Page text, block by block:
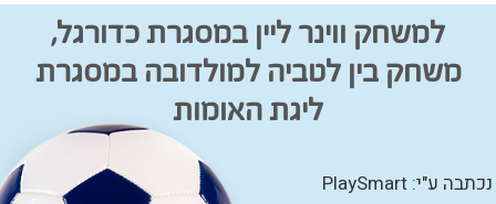
למשחק ווינר ליין במסגרת כדורגל,
משחק בין לטביה למולדובה במסגרת
ליגת האומות
נכתבה ע"י: PlaySmart